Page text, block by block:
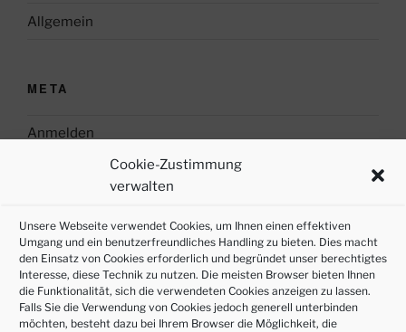
Cookie-Zustimmung
verwalten
Unsere Webseite verwendet Cookies, um Ihnen einen effektiven
Umgang und ein benutzerfreundliches Handling zu bieten. Dies macht
den Einsatz von Cookies erforderlich und begründet unser berechtigtes
Interesse, diese Technik zu nutzen. Die meisten Browser bieten Ihnen
die Funktionalität, sich die verwendeten Cookies anzeigen zu lassen.
Falls Sie die Verwendung von Cookies jedoch generell unterbinden
möchten, besteht dazu bei Ihrem Browser die Möglichkeit, die
Allgemein
META
Anmelden
Eintrags-Feed
WordPress.org